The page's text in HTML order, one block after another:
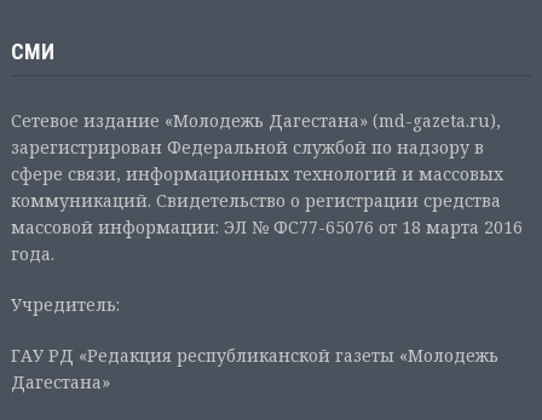
СМИ
Сетевое издание «Молодежь Дагестана» (md-gazeta.ru),
зарегистрирован Федеральной службой по надзору в
сфере связи, информационных технологий и массовых
коммуникаций. Свидетельство о регистрации средства
массовой информации: ЭЛ № ФС77-65076 от 18 марта 2016
года.
Учредитель:
ГАУ РД «Редакция республиканской газеты «Молодежь
Дагестана»